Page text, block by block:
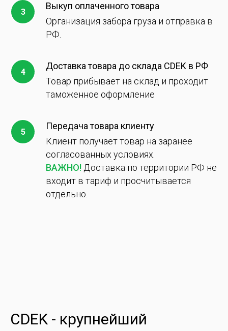
Выкуп оплаченного товара
Организация забора груза и отправка в
РФ.
Доставка товара до склада CDEK в РФ
Товар прибывает на склад и проходит
таможенное оформление
Передача товара клиенту
Клиент получает товар на заранее
согласованных условиях.
ВАЖНО! Доставка по территории РФ не
входит в тариф и просчитывается
отдельно.
CDEK - крупнейший